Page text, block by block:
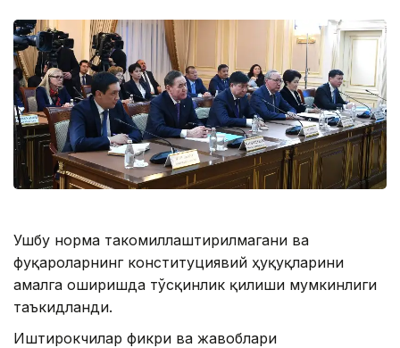
Ушбу норма такомиллаштирилмагани ва
фуқароларнинг конституциявий ҳуқуқларини
амалга оширишда тўсқинлик қилиши мумкинлиги
таъкидланди.
Иштирокчилар фикри ва жавоблари